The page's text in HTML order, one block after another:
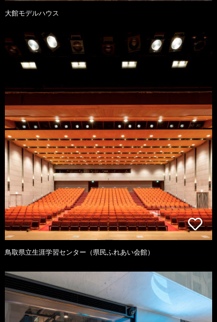
大館モデルハウス
鳥取県立生涯学習センター（県民ふれあい会館）